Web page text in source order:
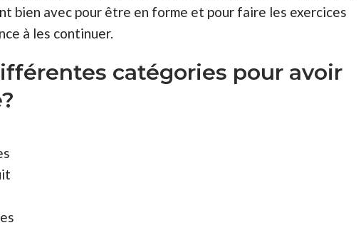
bien avec pour être en forme et pour faire les exercices
à les continuer.
catégories pour avoir